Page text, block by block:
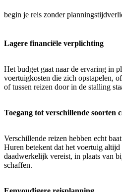
begin je reis zonder
Lagere financiële verplichting
Het budget gaat naar de ervaring in
voertuigkosten die zich opstapelen,
of tussen reizen door in de stalling
Toegang tot verschillende soorten
Verschillende reizen hebben echt
Huren betekent dat het voertuig
daadwerkelijk vereist, in plaats van
schaffen.